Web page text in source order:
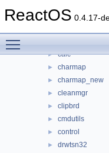
ReactOS 0.4.17-
▼ applications
► calc
► charmap
► charmap_new
► cleanmgr
► clipbrd
► cmdutils
► control
► drwtsn32